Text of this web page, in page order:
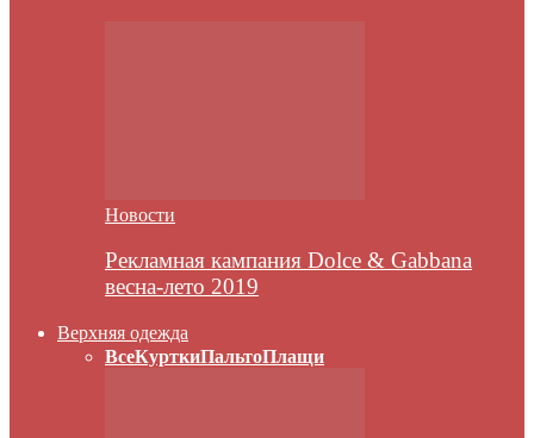
Новости
Рекламная кампания Dolce & Gabbana
весна-лето 2019
Верхняя одежда
ВсеКурткиПальтоПлащи